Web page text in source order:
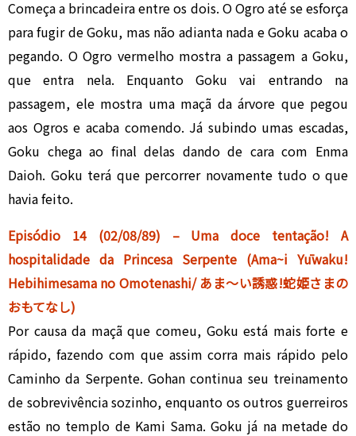
Começa a brincadeira entre os dois. O Ogro até se esforça
para fugir de Goku, mas não adianta nada e Goku acaba o
pegando. O Ogro vermelho mostra a passagem a Goku,
que entra nela. Enquanto Goku vai entrando na
passagem, ele mostra uma maçã da árvore que pegou
aos Ogros e acaba comendo. Já subindo umas escadas,
Goku chega ao final delas dando de cara com Enma
Daioh. Goku terá que percorrer novamente tudo o que
havia feito.
Episódio 14 (02/08/89) – Uma doce tentação! A
hospitalidade da Princesa Serpente (Ama~i Yūwaku!
Hebihimesama no Omotenashi/ あま〜い誘惑!蛇姫さまの
おもてなし)
Por causa da maçã que comeu, Goku está mais forte e
rápido, fazendo com que assim corra mais rápido pelo
Caminho da Serpente. Gohan continua seu treinamento
de sobrevivência sozinho, enquanto os outros guerreiros
estão no templo de Kami Sama. Goku já na metade do